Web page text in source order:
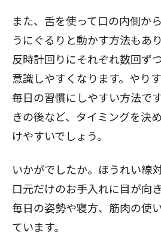
また、舌を使って口の内側か
うにぐるりと動かす方法もあ
反時計回りにそれぞれ数回ず
意識しやすくなります。やり
毎日の習慣にしやすい方法で
きの後など、タイミングを決
けやすいでしょう。
いかがでしたか。ほうれい線
口元だけのお手入れに目が向
毎日の姿勢や寝方、筋肉の使
ています。